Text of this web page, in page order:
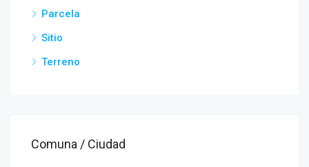
Parcela
Sitio
Terreno
Comuna / Ciudad